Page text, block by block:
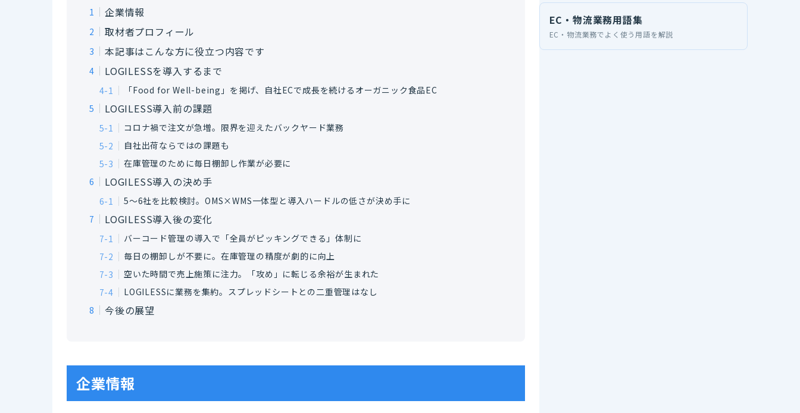
企業情報
取材者プロフィール
本記事はこんな方に役立つ内容です
LOGILESSを導入するまで
「Food for Well-being」を掲げ、自社ECで成長を続けるオーガニック食品EC
LOGILESS導入前の課題
コロナ禍で注文が急増。限界を迎えたバックヤード業務
自社出荷ならではの課題も
在庫管理のために毎日棚卸し作業が必要に
LOGILESS導入の決め手
5～6社を比較検討。OMS×WMS一体型と導入ハードルの低さが決め手に
LOGILESS導入後の変化
バーコード管理の導入で「全員がピッキングできる」体制に
毎日の棚卸しが不要に。在庫管理の精度が劇的に向上
空いた時間で売上施策に注力。「攻め」に転じる余裕が生まれた
LOGILESSに業務を集約。スプレッドシートとの二重管理はなし
今後の展望
企業情報
EC・物流業務用語集
EC・物流業務でよく使う用語を解説